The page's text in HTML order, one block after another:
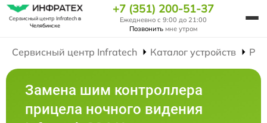
Сервисный центр Infratechв
Челябинске
+7 (351) 200-51-37
Ежедневно с 9:00 до 21:00
Позвонить мне утром
Сервисный центр Infratech Каталог устройств
Замена шим контроллера
прицела ночного видения